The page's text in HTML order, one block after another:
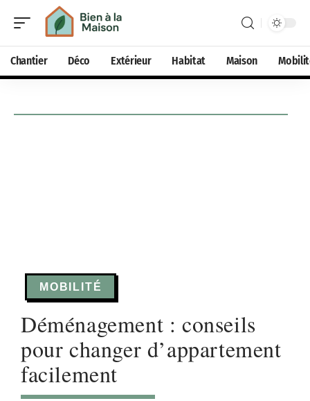
Chantier Déco Extérieur Habitat Maison
MOBILITÉ
Déménagement : conseils
pour changer d’appartement
facilement